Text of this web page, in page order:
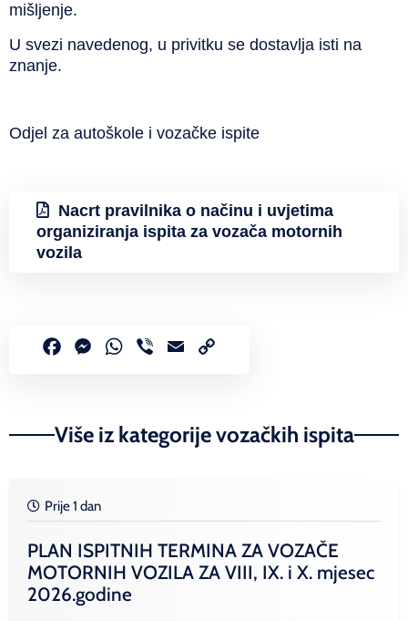
mišljenje.
U svezi navedenog, u privitku se dostavlja isti na
znanje.
Odjel za autoškole i vozačke ispite
Nacrt pravilnika o načinu i uvjetima
organiziranja ispita za vozača motornih
vozila
FacebookMessenger
WhatsApp
Viber Email
Više iz kategorije vozačkih ispita
Prije 1 dan
PLAN ISPITNIH TERMINA ZA VOZAČE
MOTORNIH VOZILA ZA VIII, IX. i X. mjesec
2026.godine